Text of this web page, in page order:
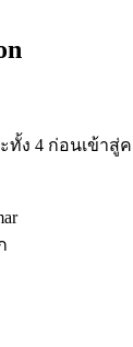
ง 4 ก่อนเข้าสู่